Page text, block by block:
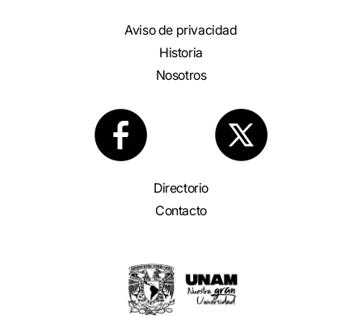
Aviso de privacidad
Historia
Nosotros
Directorio
Contacto